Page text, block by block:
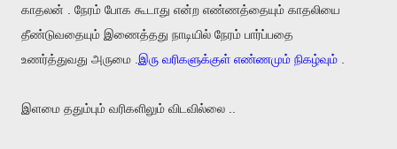
காதலன் . நேரம் போக கூடாது என்ற எண்ணத்தையும் காதலியை
தீண்டுவதையும் இணைத்தது நாடியில் நேரம் பார்ப்பதை
உணர்த்துவது அருமை . இரு வரிகளுக்குள் எண்ணமும் நிகழ்வும்
இளமை ததும்பும் வரிகளிலும் விடவில்லை ..